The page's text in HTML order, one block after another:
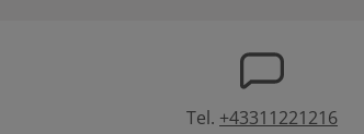
Tel. +43311221216